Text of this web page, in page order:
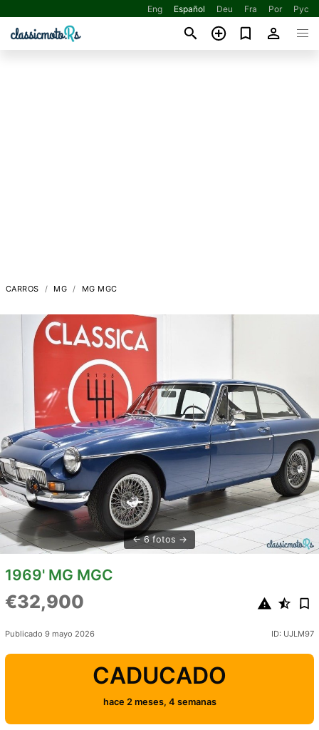
Eng Español Deu Fra Por Рус
CARROS MG MG MGC
6 fotos
1969' MG MGC
€32,900
Publicado 9 mayo 2026 ID: UJLM97
CADUCADO
hace 2 meses, 4 semanas